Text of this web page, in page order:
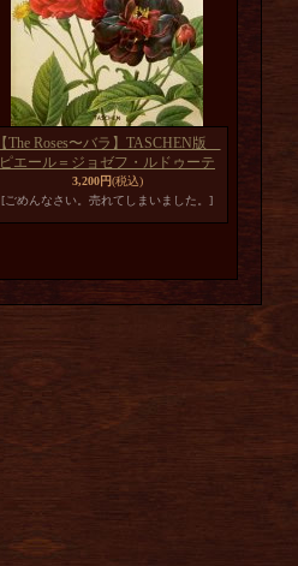
【The Roses〜バラ】TASCHEN版
ピエール＝ジョゼフ・ルドゥーテ
3,200円(税込)
[ごめんなさい。売れてしまいました。]